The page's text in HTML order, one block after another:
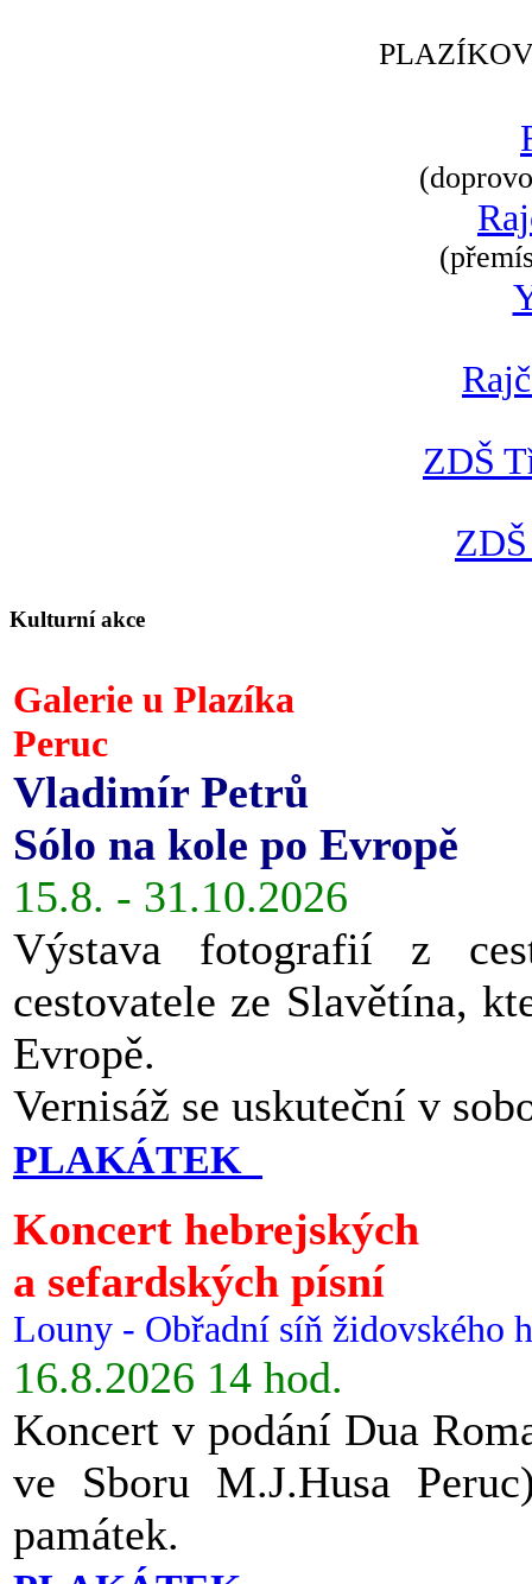
ZDŠ
Kulturní akce
Galerie u Plazíka
Peruc
Vladimír Petrů
Sólo na kole po Evropě
15.8. - 31.10.2026
Výstava fotografií z
cestovatele ze Slavětína,
Evropě.
Vernisáž se uskuteční v
PLAKÁTEK
Koncert hebrejských
a sefardských písní
Louny - Obřadní síň židovského
16.8.2026 14 hod.
Koncert v podání Dua
ve Sboru M.J.Husa
památek.